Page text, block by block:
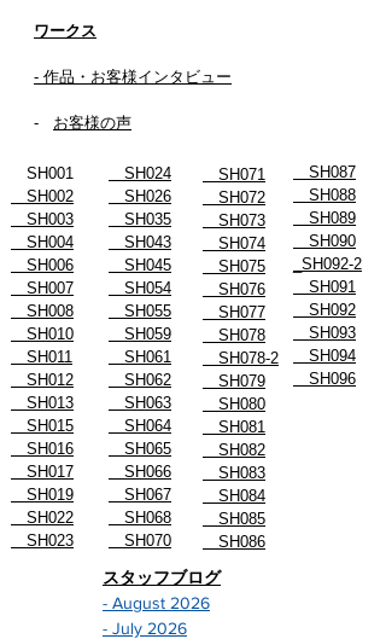
ワークス
- 作品・お客様インタビュー
- お客様の声
SH001
SH002
SH003
SH004
SH006
SH007
SH008
SH010
SH011
SH012
SH013
SH015
SH016
SH017
SH019
SH022
SH023
SH024
SH026
SH035
SH043
SH045
SH054
SH055
SH059
SH061
SH062
SH063
SH064
SH065
SH066
SH067
SH068
SH070
SH071
SH072
SH073
SH074
SH075
SH076
SH077
SH078
SH078-2
SH079
SH080
SH081
SH082
SH083
SH084
SH085
SH086
SH087
SH088
SH089
SH090
_SH092-2
SH091
SH092
SH093
SH094
SH096
スタッフブログ
- August 2026
- July 2026